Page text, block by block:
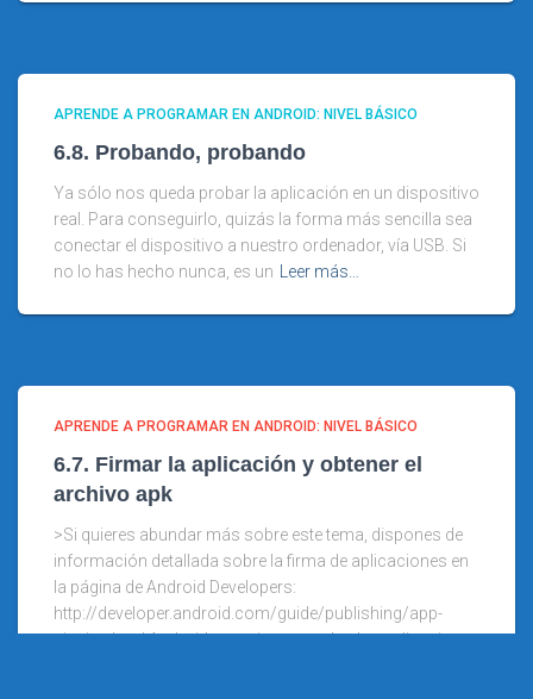
APRENDE A PROGRAMAR EN ANDROID: NIVEL BÁSICO
6.8. Probando, probando
Ya sólo nos queda probar la aplicación en un dispositivo
real. Para conseguirlo, quizás la forma más sencilla sea
conectar el dispositivo a nuestro ordenador, vía USB. Si
no lo has hecho nunca, es un
Leer más…
APRENDE A PROGRAMAR EN ANDROID: NIVEL BÁSICO
6.7. Firmar la aplicación y obtener el
archivo apk
>Si quieres abundar más sobre este tema, dispones de
información detallada sobre la firma de aplicaciones en
la página de Android Developers:
http://developer.android.com/guide/publishing/app-
signing.html Android necesita que todas las aplicaciones